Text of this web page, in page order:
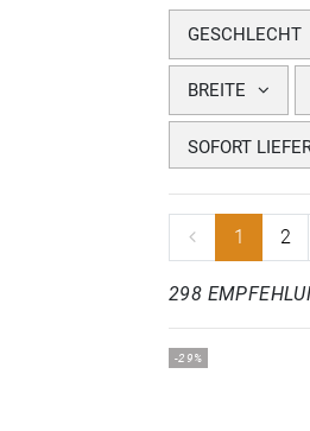
GESCHLECHT
BREITE
SOFORT
1 2
298
-29%